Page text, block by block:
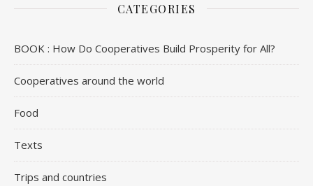
CATEGORIES
BOOK : How Do Cooperatives Build Prosperity for All?
Cooperatives around the world
Food
Texts
Trips and countries